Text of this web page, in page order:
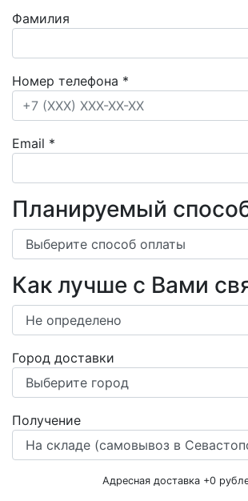
Фамилия
Номер телефона *
Email *
Планируемый
Как лучше с Вами
Город доставки
Получение
Адресная доставка +0